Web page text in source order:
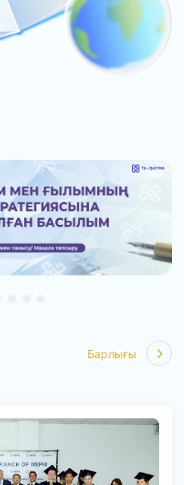
Барлығы